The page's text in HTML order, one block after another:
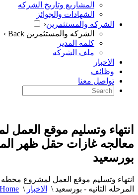
المشاريع وتاريخ الشركه
الشهادات والجوائز
الشركه والمستثمرين‹
الشركه والمستثمرين Back ›
كلمه المدير
ملف الشركه
الاخبار
وظائف
تواصل معنا
انتهاء وتسليم موقع
معالجه غازات حقل ظهر
بورسعيد
انتهاء وتسليم موقع العمل لمشروع
المرحله الثانيه - بورسعيد \ الاخبار \
Home